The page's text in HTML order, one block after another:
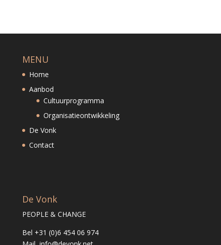
MENU
Home
Aanbod
Cultuurprogramma
Organisatieontwikkeling
De Vonk
Contact
De Vonk
PEOPLE & CHANGE
Bel +31 (0)6 454 06 974